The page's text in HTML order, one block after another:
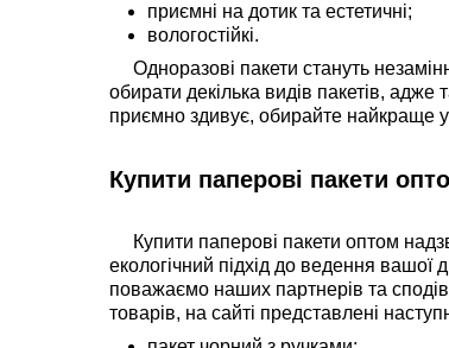
приємні на дотик та естетичні;
вологостійкі.
Одноразові пакети стануть
обирати декілька видів пакетів,
приємно здивує, обирайте найкраще
Купити паперові пакети
Купити паперові пакети оптом
екологічний підхід до ведення вашої
поважаємо наших партнерів та
товарів, на сайті представлені